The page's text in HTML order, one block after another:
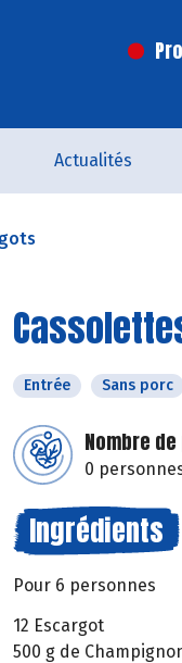
Actualités
Entrée Sans porc
Nombre
0
Ingrédients
Pour 6 personnes
12 Escargot
500 g de